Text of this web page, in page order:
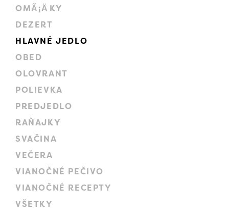
OMÃ¡ÄKY
DEZERT
HLAVNÉ JEDLO
OBED
OLOVRANT
POLIEVKA
PREDJEDLO
RAŇAJKY
SVAČINA
VEČERA
VIANOČNÉ PEČIVO
VIANOČNÉ RECEPTY
VŠETKY